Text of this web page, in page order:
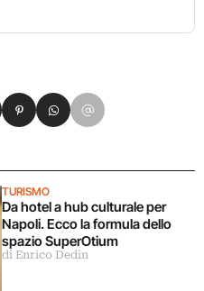
TURISMO
Da hotel a hub culturale per
Napoli. Ecco la formula dello
spazio SuperOtium
di Enrico Dedin
Xsu LinkedIn
Condividi su Pinterest
Condividi su WhatsApp
Condividi su Email